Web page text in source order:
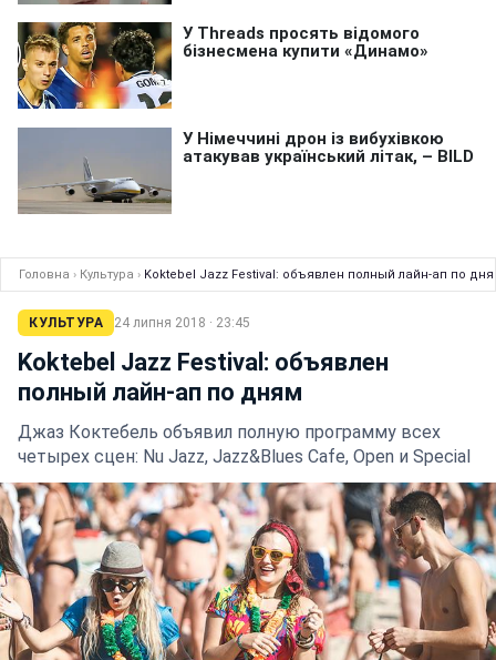
Головна › Культура › Koktebel Jazz Festival: объявлен полный лайн-ап по
КУЛЬТУРА 24 липня 2018 · 23:45
Koktebel Jazz Festival: объявлен
полный лайн-ап по дням
Джаз Коктебель объявил полную программу всех
четырех сцен: Nu Jazz, Jazz&Blues Cafe, Open и Special